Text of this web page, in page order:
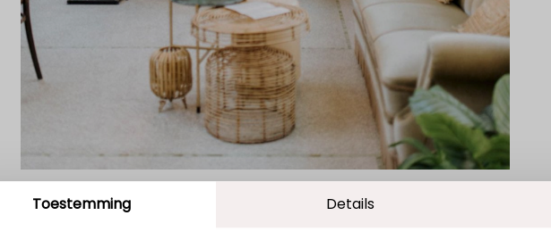
Details
Pensioenfonds Detailhandel vindt het belangrijk om transparant te zijn in het gebruik
cookies om u een betere gebruikerservaring te bieden en om bezoekersaantallen op
tellen. We hebben de cookies ingesteld conform wettelijke eisen.